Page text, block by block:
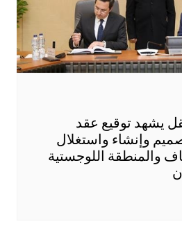
يشهد توقيع عقد
وإنشاء واستغلال
والمنطقة اللوجستية